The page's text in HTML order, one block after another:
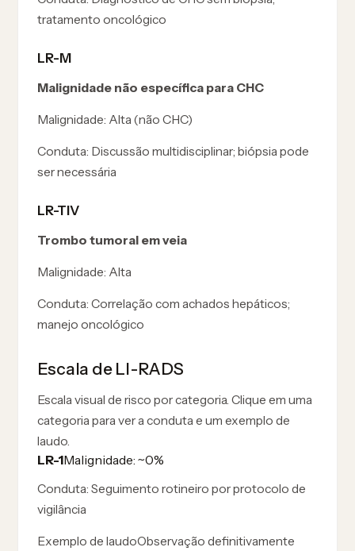
tratamento oncológico
LR-M
Malignidade não específica para CHC
Malignidade: Alta (não CHC)
Conduta: Discussão multidisciplinar; biópsia pode
ser necessária
LR-TIV
Trombo tumoral em veia
Malignidade: Alta
Conduta: Correlação com achados hepáticos;
manejo oncológico
Escala de LI-RADS
Escala visual de risco por categoria. Clique em uma
categoria para ver a conduta e um exemplo de
laudo.
LR-1Malignidade: ~0%
Conduta: Seguimento rotineiro por protocolo de
vigilância
Exemplo de laudoObservação definitivamente